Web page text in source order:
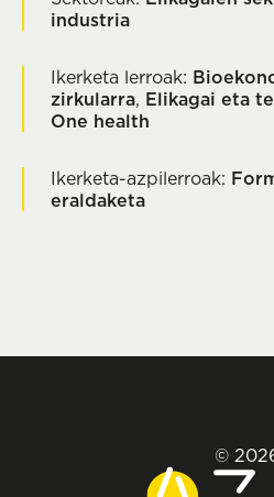
industria
Ikerketa lerroak:
zirkularra, Elikagai eta
One health
Ikerketa-azpilerroak:
eraldaketa
©